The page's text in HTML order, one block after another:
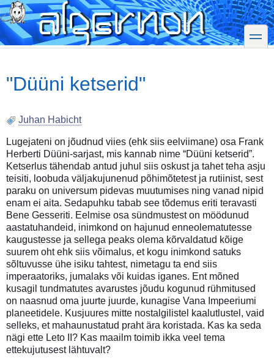
Skip
to
main
content
toggle
"Düüni ketserid"
Juhan Habicht
Lugejateni on jõudnud viies (ehk siis eelviimane) osa Frank
Herberti Düüni-sarjast, mis kannab nime “Düüni ketserid”.
Ketserlus tähendab antud juhul siis oskust ja tahet teha asju
teisiti, loobuda väljakujunenud põhimõtetest ja rutiinist, sest
paraku on universum pidevas muutumises ning vanad nipid
enam ei aita. Sedapuhku tabab see tõdemus eriti teravasti
Bene Gesseriti. Eelmise osa sündmustest on möödunud
aastatuhandeid, inimkond on hajunud enneolematutesse
kaugustesse ja sellega peaks olema kõrvaldatud kõige
suurem oht ehk siis võimalus, et kogu inimkond satuks
sõltuvusse ühe isiku tahtest, nimetagu ta end siis
imperaatoriks, jumalaks või kuidas iganes. Ent mõned
kusagil tundmatutes avarustes jõudu kogunud rühmitused
on naasnud oma juurte juurde, kunagise Vana Impeeriumi
planeetidele. Kusjuures mitte nostalgilistel kaalutlustel, vaid
selleks, et mahaunustatud praht ära koristada. Kas ka seda
nägi ette Leto II? Kas maailm toimib ikka veel tema
ettekujutusest lähtuvalt?